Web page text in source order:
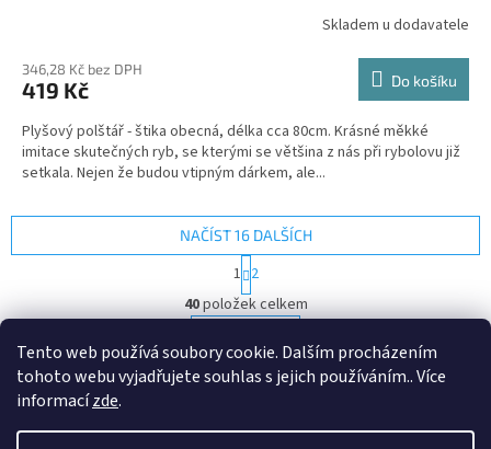
Tento web používá soubory cookie. Dalším procházením
tohoto webu vyjadřujete souhlas s jejich používáním.. Více
informacízde.
Skladem u dodavatele
346,28 Kč bez DPH
419 Kč Do košíku
Plyšový polštář - štika obecná, délka cca 80cm. Krásné měkké
imitace skutečných ryb, se kterými se většina z nás při rybolovu již
setkala. Nejen že budou vtipným dárkem, ale...
O
v
á
d
í
NAČÍST 16 DALŠÍCH
S
t
r
á
k
o
n
1 2
40položek celkem